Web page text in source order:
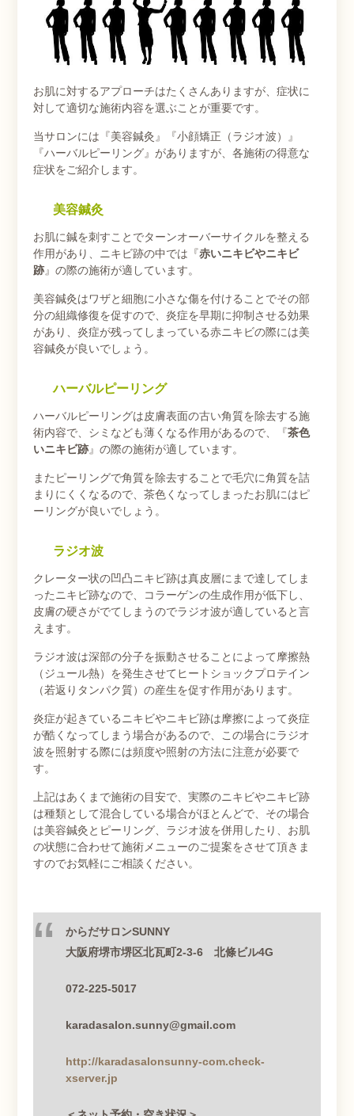
お肌に対するアプローチはたくさんありますが、症状に
対して適切な施術内容を選ぶことが重要です。
当サロンには『美容鍼灸』『小顔矯正（ラジオ波）』
『ハーバルピーリング』がありますが、各施術の得意な
症状をご紹介します。
美容鍼灸
お肌に鍼を刺すことでターンオーバーサイクルを整える
作用があり、ニキビ跡の中では『赤いニキビやニキビ
跡』の際の施術が適しています。
美容鍼灸はワザと細胞に小さな傷を付けることでその部
分の組織修復を促すので、炎症を早期に抑制させる効果
があり、炎症が残ってしまっている赤ニキビの際には美
容鍼灸が良いでしょう。
ハーバルピーリング
ハーバルピーリングは皮膚表面の古い角質を除去する施
術内容で、シミなども薄くなる作用があるので、『茶色
いニキビ跡』の際の施術が適しています。
またピーリングで角質を除去することで毛穴に角質を詰
まりにくくなるので、茶色くなってしまったお肌にはピ
ーリングが良いでしょう。
ラジオ波
クレーター状の凹凸ニキビ跡は真皮層にまで達してしま
ったニキビ跡なので、コラーゲンの生成作用が低下し、
皮膚の硬さがでてしまうのでラジオ波が適していると言
えます。
ラジオ波は深部の分子を振動させることによって摩擦熱
（ジュール熱）を発生させてヒートショックプロテイン
（若返りタンパク質）の産生を促す作用があります。
炎症が起きているニキビやニキビ跡は摩擦によって炎症
が酷くなってしまう場合があるので、この場合にラジオ
波を照射する際には頻度や照射の方法に注意が必要で
す。
上記はあくまで施術の目安で、実際のニキビやニキビ跡
は種類として混合している場合がほとんどで、その場合
は美容鍼灸とピーリング、ラジオ波を併用したり、お肌
の状態に合わせて施術メニューのご提案をさせて頂きま
すのでお気軽にご相談ください。
からだサロンSUNNY
大阪府堺市堺区北瓦町2-3-6 北條ビル4G
072-225-5017
karadasalon.sunny@gmail.com
http://karadasalonsunny-com.check-
xserver.jp